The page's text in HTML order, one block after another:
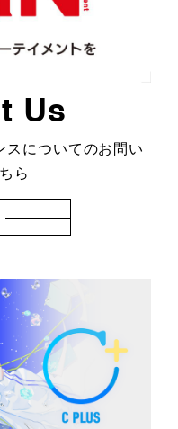
Us
スについてのお問い
ら